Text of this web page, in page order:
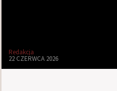
Redakcja
22 CZERWCA 2026